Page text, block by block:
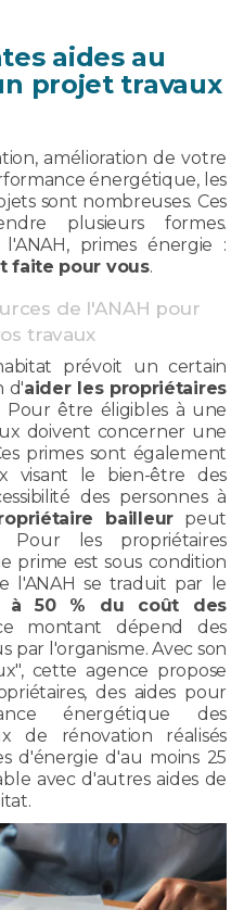
aides au
projet travaux
amélioration de votre
énergétique, les
sont nombreuses. Ces
plusieurs formes.
l'ANAH, primes énergie :
faite pour vous.
de l'ANAH pour
travaux
prévoit un certain
d'aider les propriétaires
Pour être éligibles à une
doivent concerner une
primes sont également
visant le bien-être des
des personnes à
bailleurpeut
Pour les propriétaires
prime est sous condition
l'ANAH se traduit par le
à 50 % du coût des
montant dépend des
par l'organisme. Avec son
cette agence propose
des aides pour
énergétique des
de rénovation réalisés
d'énergie d'au moins 25
avec d'autres aides de